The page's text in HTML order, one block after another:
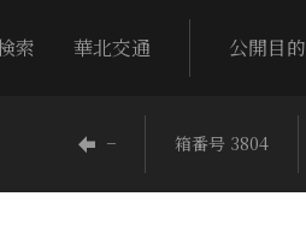
索 華北交通 公開目的
− 箱番号 3804